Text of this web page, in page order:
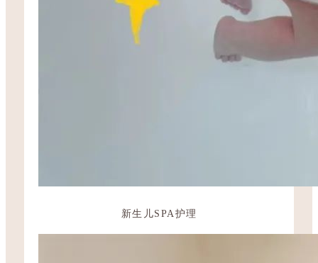
新生儿SPA护理